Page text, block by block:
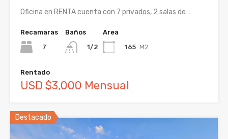
Oficina en RENTA cuenta con 7 privados, 2 salas de…
Recamaras
7
Baños
1/2
Area
165 M2
Rentado
USD $3,000 Mensual
Destacado